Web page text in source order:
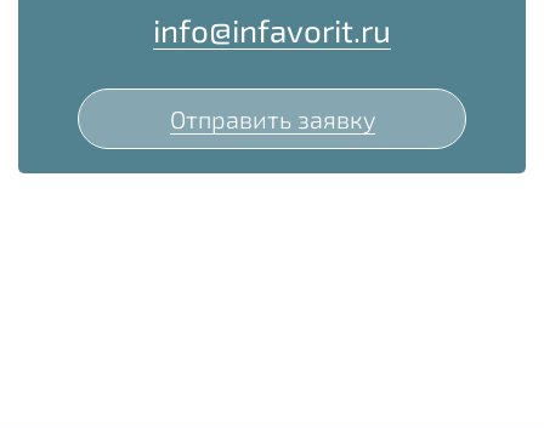
info@infavorit.ru
Отправить заявку